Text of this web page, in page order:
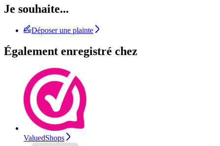
Je souhaite...
Déposer une plainte
Également enregistré chez
ValuedShops